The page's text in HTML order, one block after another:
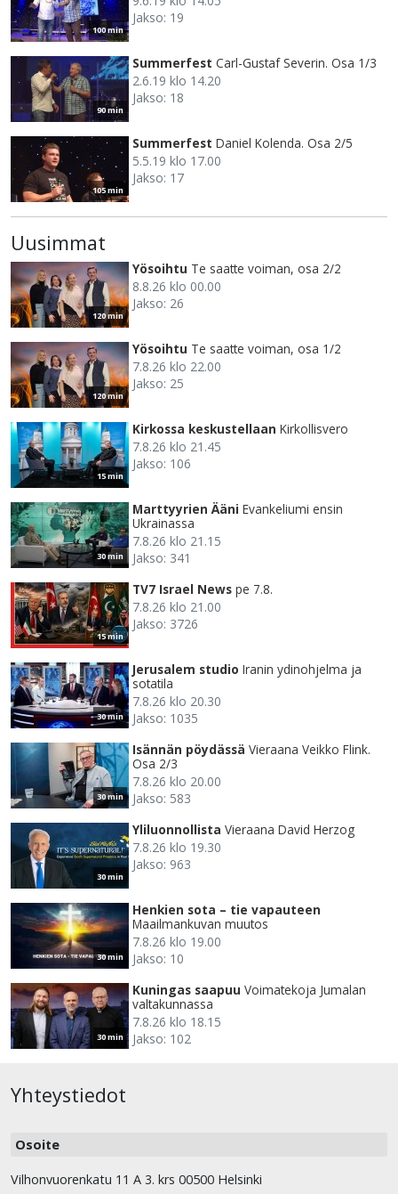
100 min
Jakso: 19
90 min
Summerfest Carl-Gustaf Severin. Osa 1/3
2.6.19 klo 14.20
Jakso: 18
105 min
Summerfest Daniel Kolenda. Osa 2/5
5.5.19 klo 17.00
Jakso: 17
Uusimmat
120 min
Yösoihtu Te saatte voiman, osa 2/2
8.8.26 klo 00.00
Jakso: 26
120 min
Yösoihtu Te saatte voiman, osa 1/2
7.8.26 klo 22.00
Jakso: 25
15 min
Kirkossa keskustellaan Kirkollisvero
7.8.26 klo 21.45
Jakso: 106
30 min
Marttyyrien Ääni Evankeliumi ensin
Ukrainassa
7.8.26 klo 21.15
Jakso: 341
15 min
TV7 Israel News pe 7.8.
7.8.26 klo 21.00
Jakso: 3726
30 min
Jerusalem studio Iranin ydinohjelma ja
sotatila
7.8.26 klo 20.30
Jakso: 1035
30 min
Isännän pöydässä Vieraana Veikko Flink.
Osa 2/3
7.8.26 klo 20.00
Jakso: 583
30 min
Yliluonnollista Vieraana David Herzog
7.8.26 klo 19.30
Jakso: 963
30 min
Henkien sota – tie vapauteen
Maailmankuvan muutos
7.8.26 klo 19.00
Jakso: 10
30 min
Kuningas saapuu Voimatekoja Jumalan
valtakunnassa
7.8.26 klo 18.15
Jakso: 102
Yhteystiedot
Osoite
Vilhonvuorenkatu 11 A 3. krs 00500 Helsinki